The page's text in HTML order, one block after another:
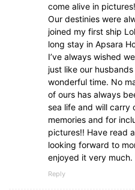
come alive in
Our destinies were
joined my first ship
long stay in Apsara
I’ve always wished
just like our
wonderful time. No
of ours has always
sea life and will carry
memories and for
pictures!! Have read
looking forward to
enjoyed it very much.
Reply